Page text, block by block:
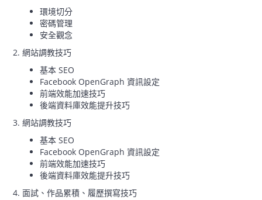
環境切分
密碼管理
安全觀念
網站調教技巧
基本 SEO
Facebook OpenGraph 資訊設定
前端效能加速技巧
後端資料庫效能提升技巧
網站調教技巧
基本 SEO
Facebook OpenGraph 資訊設定
前端效能加速技巧
後端資料庫效能提升技巧
面試、作品累積、履歷撰寫技巧